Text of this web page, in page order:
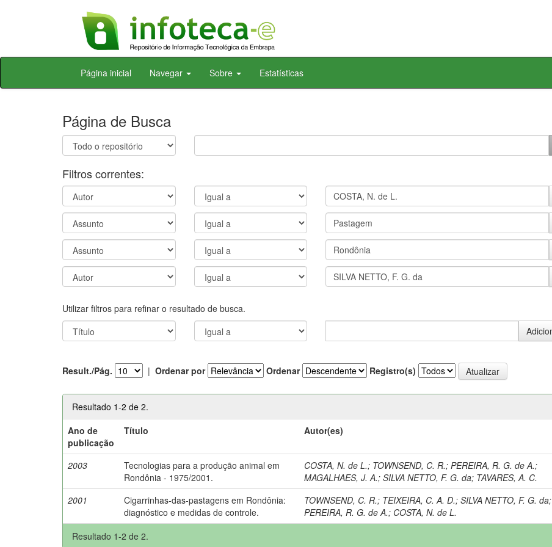
Skip
Página inicial Navegar Sobre Estatísticas
Página de Busca
Filtros correntes:
Utilizar filtros para refinar o resultado de busca.
Result./Pág. | Ordenar por Ordenar Registro(s)
Resultado 1-2 de 2.
Ano de
publicação
Título Autor(es)
2003
Tecnologias para a produção animal em
Rondônia - 1975/2001.
COSTA, N. de L.; TOWNSEND, C. R.;PEREIRA, R. G. de A.;
MAGALHAES, J. A.;SILVA NETTO, F. G. da; TAVARES, A. C.
2001
Cigarrinhas-das-pastagens em Rondônia:
diagnóstico e medidas de controle.
TOWNSEND, C. R.; TEIXEIRA, C. A. D.;SILVA NETTO, F. G. da;
PEREIRA, R. G. de A.; COSTA, N. de L.
Resultado 1-2 de 2.